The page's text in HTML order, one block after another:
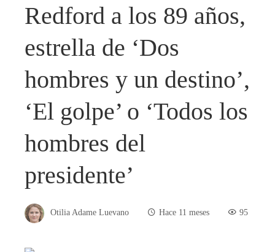
Redford a los 89 años,
estrella de ‘Dos
hombres y un destino’,
‘El golpe’ o ‘Todos los
hombres del
presidente’
Otilia Adame Luevano Hace 11 meses 95